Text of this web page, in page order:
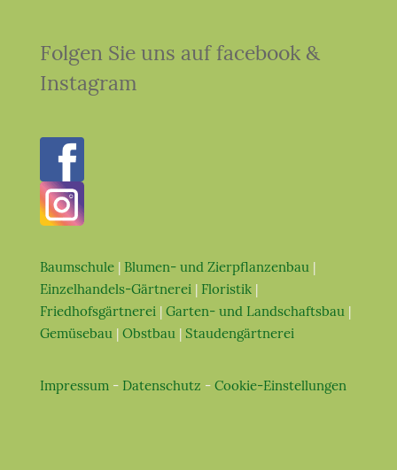
Folgen Sie uns auf facebook &
Instagram
Baumschule| Blumen- und Zierpflanzenbau|
Einzelhandels-Gärtnerei| Floristik|
Friedhofsgärtnerei| Garten- und Landschaftsbau|
Gemüsebau| Obstbau| Staudengärtnerei
Impressum- Datenschutz - Cookie-Einstellungen